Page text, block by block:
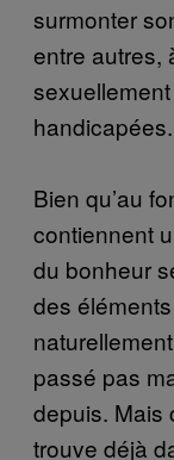
surmonter
entre autres,
handicapées.
Bien qu’au
contiennent
du bonheur
des
passé pas
depuis. Mais
trouve déjà